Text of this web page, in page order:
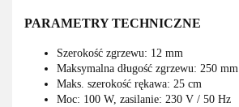
PARAMETRY TECHNICZNE
Szerokość zgrzewu: 12 mm
Maksymalna długość zgrzewu: 250 mm
Maks. szerokość rękawa: 25 cm
Moc: 100 W, zasilanie: 230 V / 50 Hz